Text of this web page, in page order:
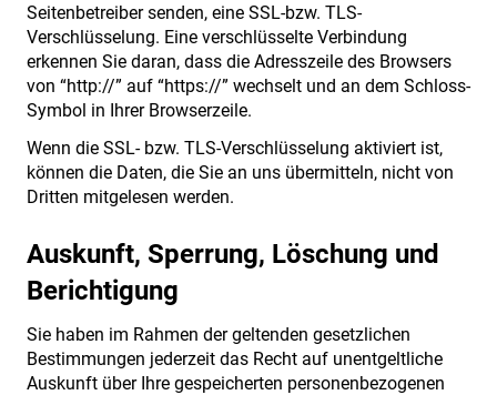
Seitenbetreiber senden, eine SSL-bzw. TLS-
Verschlüsselung. Eine verschlüsselte Verbindung
erkennen Sie daran, dass die Adresszeile des Browsers
von “http://” auf “https://” wechselt und an dem Schloss-
Symbol in Ihrer Browserzeile.
Wenn die SSL- bzw. TLS-Verschlüsselung aktiviert ist,
können die Daten, die Sie an uns übermitteln, nicht von
Dritten mitgelesen werden.
Auskunft, Sperrung, Löschung und
Berichtigung
Sie haben im Rahmen der geltenden gesetzlichen
Bestimmungen jederzeit das Recht auf unentgeltliche
Auskunft über Ihre gespeicherten personenbezogenen